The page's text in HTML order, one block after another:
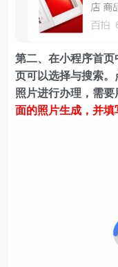
第二、在小程序首页
页可以选择与搜索。
照片进行办理，需
面的照片生成，并填